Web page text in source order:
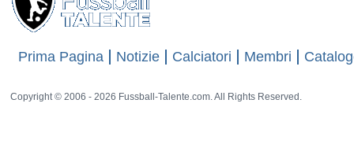
Prima Pagina Notizie Calciatori Membri
Copyright © 2006 - 2026 Fussball-Talente.com. All Rights Reserved.